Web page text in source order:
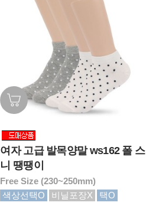
여자 고급 발목양말 ws162 폴 스
니 땡땡이
Free Size (230~250mm)
색상선택O
비닐포장X 택O